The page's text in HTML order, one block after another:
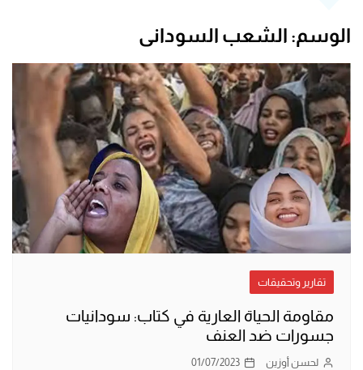
الوسم: الشعب السوداني
تقارير وتحقيقات
مقاومة الحياة العارية في كتاب: سودانيات
جسورات ضد العنف
لحسن أوزين 01/07/2023